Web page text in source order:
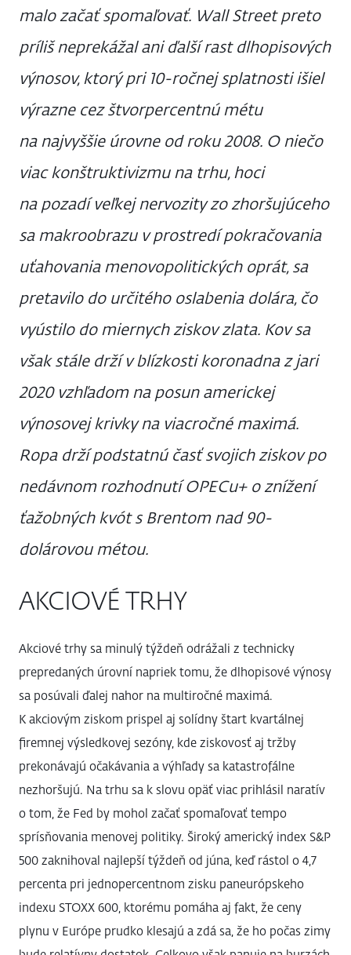
malo začať spomaľovať. Wall Street preto
príliš neprekážal ani ďalší rast dlhopisových
výnosov, ktorý pri 10-ročnej splatnosti išiel
výrazne cez štvorpercentnú métu
na najvyššie úrovne od roku 2008. O niečo
viac konštruktivizmu na trhu, hoci
na pozadí veľkej nervozity zo zhoršujúceho
sa makroobrazu v prostredí pokračovania
uťahovania menovopolitických oprát, sa
pretavilo do určitého oslabenia dolára, čo
vyústilo do miernych ziskov zlata. Kov sa
však stále drží v blízkosti koronadna z jari
2020 vzhľadom na posun americkej
výnosovej krivky na viacročné maximá.
Ropa drží podstatnú časť svojich ziskov po
nedávnom rozhodnutí OPECu+ o znížení
ťažobných kvót s Brentom nad 90-
dolárovou métou.
AKCIOVÉ TRHY
Akciové trhy sa minulý týždeň odrážali z technicky
prepredaných úrovní napriek tomu, že dlhopisové výnosy
sa posúvali ďalej nahor na multiročné maximá.
K akciovým ziskom prispel aj solídny štart kvartálnej
firemnej výsledkovej sezóny, kde ziskovosť aj tržby
prekonávajú očakávania a výhľady sa katastrofálne
nezhoršujú. Na trhu sa k slovu opäť viac prihlásil naratív
o tom, že Fed by mohol začať spomaľovať tempo
sprísňovania menovej politiky. Široký americký index S&P
500 zaknihoval najlepší týždeň od júna, keď rástol o 4,7
percenta pri jednopercentnom zisku paneurópskeho
indexu STOXX 600, ktorému pomáha aj fakt, že ceny
plynu v Európe prudko klesajú a zdá sa, že ho počas zimy